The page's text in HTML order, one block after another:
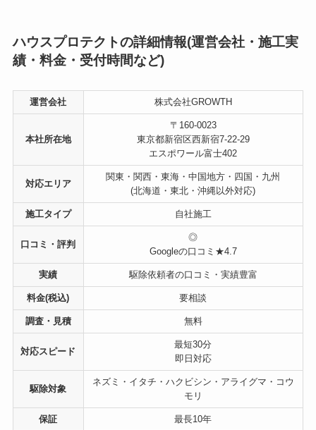
ハウスプロテクトの詳細情報(運営会社・施工実
績・料金・受付時間など)
運営会社 株式会社GROWTH
本社所在地
〒160-0023
東京都新宿区西新宿7-22-29
エスポワール富士402
対応エリア
関東・関西・東海・中国地方・四国・九州
(北海道・東北・沖縄以外対応)
施工タイプ 自社施工
口コミ・評判
◎
Googleの口コミ★4.7
実績 駆除依頼者の口コミ・実績豊富
料金(税込) 要相談
調査・見積 無料
対応スピード
最短30分
即日対応
駆除対象
ネズミ・イタチ・ハクビシン・アライグマ・コウ
モリ
保証 最長10年